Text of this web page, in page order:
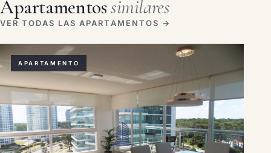
Apartamentossimilares
VER TODAS LAS APARTAMENTOS →
APARTAMENTO